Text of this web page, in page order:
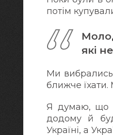
потім
які
Ми вибрались
ближче
Я думаю, що
додому й
Україні, а